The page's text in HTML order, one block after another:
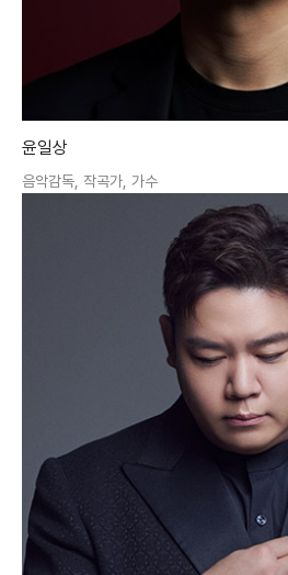
윤일상
음악감독, 작곡가, 가수